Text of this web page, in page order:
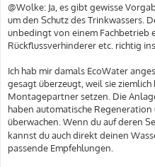
i
t
r
a
g
@Wolke: Ja, es gibt gewisse
um den Schutz des Trinkwassers.
unbedingt von einem Fachbetrieb
Rückflussverhinderer etc. richtig
Ich hab mir damals EcoWater
gesagt überzeugt, weil sie
Montagepartner setzen. Die
haben automatische
überwachen. Wenn du auf deren
kannst du auch direkt deinen
passende Empfehlungen.